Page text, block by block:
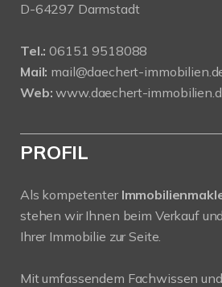
D-64297 Darmstadt
Tel.: 06151 9518088
Mail: mail@daechert-
Web: www.daechert-
PROFIL
Als kompetenter
stehen wir Ihnen beim Verkauf
Ihrer Immobilie zur Seite.
Mit umfassendem Fachwissen